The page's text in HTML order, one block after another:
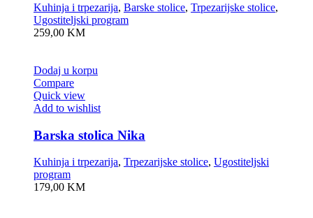
Kuhinja i trpezarija, Barske stolice, Trpezarijske stolice,
Ugostiteljski program
259,00 KM
Dodaj u korpu
Compare
Quick view
Add to wishlist
Barska stolica Nika
Kuhinja i trpezarija, Trpezarijske stolice, Ugostiteljski
program
179,00 KM